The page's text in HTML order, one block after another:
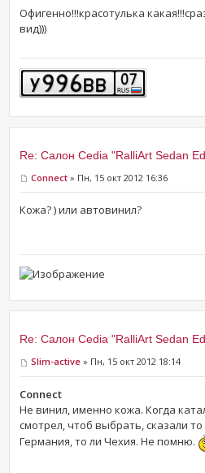
Офигенно!!!красотулька
вид)))
Re: Салон Cedia "RalliArt Sedan
Connect » Пн, 15 окт 2012 16:36
Кожа? ) или автовинил?
Re: Салон Cedia "RalliArt Sedan
Slim-active » Пн, 15 окт 2012 18:14
Connect
Не винил, именно кожа. Когда
смотрел, чтоб выбрать, сказали то
Германия, то ли Чехия. Не помню.